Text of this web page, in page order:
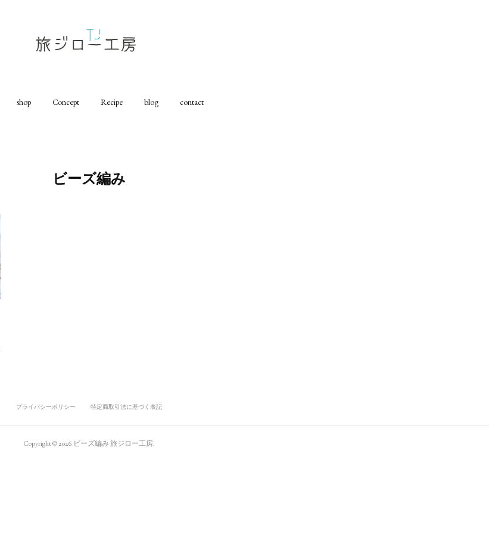
shop Concept Recipe blog contact
ビーズ編み
プライバシーポリシー 特定商取引法に基づく表記
Copyright ©2026 ビーズ編み 旅ジロー工房.